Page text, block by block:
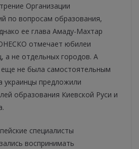
Организации
по вопросам образования,
ее глава Амаду-Махтар
отмечает юбилеи
а не отдельных городов. А
не была самостоятельным
украинцы предложили
образования Киевской Руси и
специалисты
воспринимать